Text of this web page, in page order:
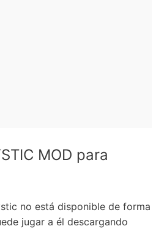
MOD para
no está disponible de forma
jugar a él descargando